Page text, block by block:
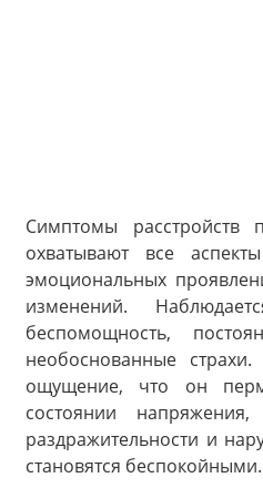
Симптомы расстройств
охватывают все
эмоциональных
изменений.
беспомощность,
необоснованные
ощущение, что он
состоянии
раздражительности и
становятся беспокойными.